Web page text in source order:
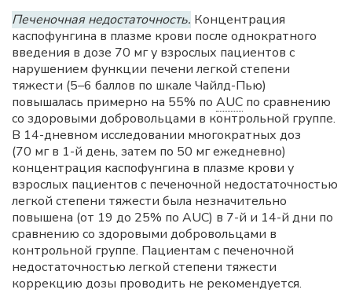
Печеночная недостаточность. Концентрация
каспофунгина в плазме крови после однократного
введения в дозе 70 мг у взрослых пациентов с
нарушением функции печени легкой степени
тяжести (5–6 баллов по шкале Чайлд-Пью)
повышалась примерно на 55% по AUC по сравнению
со здоровыми добровольцами в контрольной группе.
В 14-дневном исследовании многократных доз
(70 мг в 1-й день, затем по 50 мг ежедневно)
концентрация каспофунгина в плазме крови у
взрослых пациентов с печеночной недостаточностью
легкой степени тяжести была незначительно
повышена (от 19 до 25% по AUC) в 7-й и 14-й дни по
сравнению со здоровыми добровольцами в
контрольной группе. Пациентам с печеночной
недостаточностью легкой степени тяжести
коррекцию дозы проводить не рекомендуется.